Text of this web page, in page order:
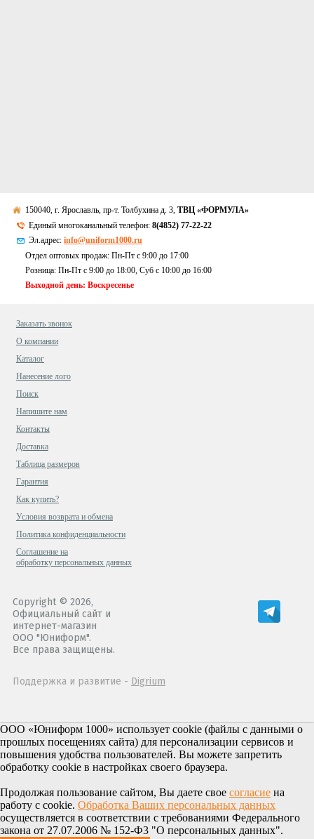
150040, г. Ярославль, пр-т. Толбухина д. 3,ТВЦ «ФОРМУЛА»
Единый многоканальный телефон:8(4852) 77-22-22
Эл.адрес:info@uniform1000.ru
Отдел оптовых продаж: Пн-Пт с 9:00 до 17:00
Розница: Пн-Пт с 9:00 до 18:00, Суб c 10:00 до 16:00
Выходной день: Воскресенье
Заказать звонок
О компании
Каталог
Нанесение лого
Поиск
Напишите нам
Контакты
Доставка
Таблица размеров
Гарантия
Как купить?
Условия возврата и обмена
Политика конфиденциальности
Cоглашение на
обработку персональных данных
Copyright © 2026,
Официальный сайт и
интернет-магазин
ООО "Юниформ".
Все права защищены.
Поддержка и развитие - Digrium
ООО «Юниформ 1000» использует cookie (файлы с данными о
прошлых посещениях сайта) для персонализации сервисов и
повышения удобства пользователей. Вы можете запретить
обработку cookie в настройках своего браузера.
Продолжая пользование сайтом, Вы даете свое согласие на
работу с cookie. Обработка Ваших персональных данных
осуществляется в соответствии с требованиями Федерального
закона от 27.07.2006 № 152-Ф3 "О персональных данных".